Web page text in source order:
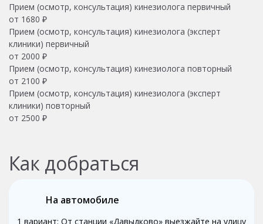
Прием (осмотр, консультация) кинезиолога первичный
от 1680 ₽
Прием (осмотр, консультация) кинезиолога (эксперт
клиники) первичный
от 2000 ₽
Прием (осмотр, консультация) кинезиолога повторный
от 2100 ₽
Прием (осмотр, консультация) кинезиолога (эксперт
клиники) повторный
от 2500 ₽
Как добраться
На автомобиле
1 вариант: От станции «Давыдково» выезжайте на улицу